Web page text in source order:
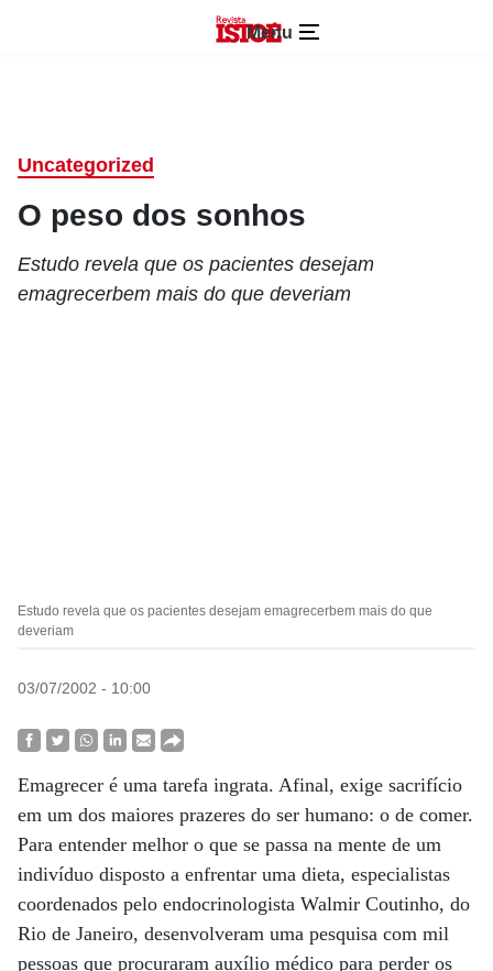
Menu
Uncategorized
O peso dos sonhos
Estudo revela que os pacientes desejam
emagrecerbem mais do que deveriam
Estudo revela que os pacientes desejam emagrecerbem mais do que
deveriam
03/07/2002 - 10:00
Emagrecer é uma tarefa ingrata. Afinal, exige sacrifício
em um dos maiores prazeres do ser humano: o de comer.
Para entender melhor o que se passa na mente de um
indivíduo disposto a enfrentar uma dieta, especialistas
coordenados pelo endocrinologista Walmir Coutinho, do
Rio de Janeiro, desenvolveram uma pesquisa com mil
pessoas que procuraram auxílio médico para perder os